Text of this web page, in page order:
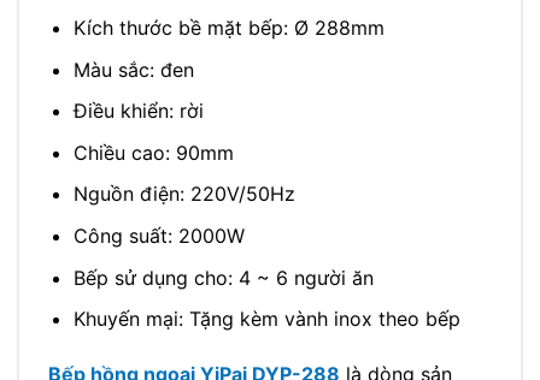
Kích thước bề mặt bếp: Ø 288mm
Màu sắc: đen
Điều khiển: rời
Chiều cao: 90mm
Nguồn điện: 220V/50Hz
Công suất: 2000W
Bếp sử dụng cho: 4 ~ 6 người ăn
Khuyến mại: Tặng kèm vành inox theo bếp
Bếp hồng ngoại YiPai DYP-288 là dòng sản